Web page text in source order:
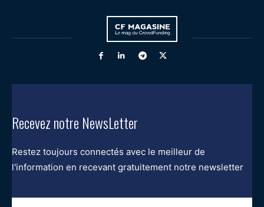
Recevez notre NewsLetter
Restez toujours connectés avec le meilleur de
l'information en recevant gratuitement notre newsletter
Entrez